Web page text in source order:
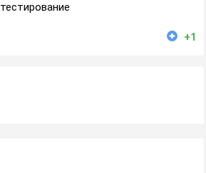
тестирование
+1